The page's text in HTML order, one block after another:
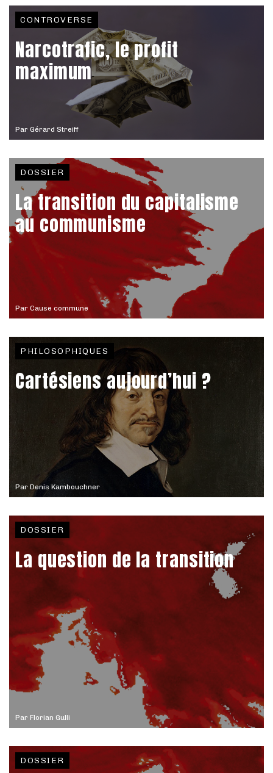
Par Gérard Streiff
CONTROVERSE
Narcotrafic, le profit
maximum
Par Cause commune
DOSSIER
La transition du capitalisme
au communisme
Par Denis Kambouchner
PHILOSOPHIQUES
Cartésiens aujourd’hui ?
Par Florian Gulli
DOSSIER
La question de la transition
DOSSIER